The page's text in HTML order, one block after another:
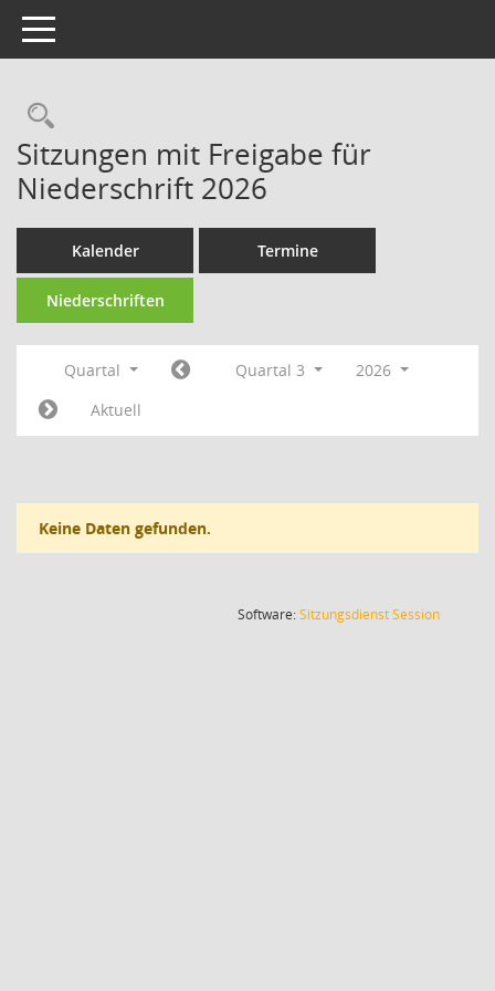
Toggle navigation
Rechercheauswahl
Sitzungen mit Freigabe für
Niederschrift 2026
Kalender Termine
Niederschriften
Quartal Quartal 3
2026
Aktuell
Keine Daten gefunden.
Software:SitzungsdienstSession(Wird in